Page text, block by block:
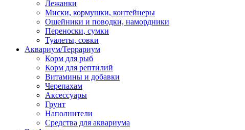
Лежанки
Миски, кормушки, контейнеры
Ошейники и поводки, намордники
Переноски, сумки
Туалеты, совки
Аквариум/Террариум
Корм для рыб
Корм для рептилий
Витамины и добавки
Черепахам
Аксессуары
Грунт
Наполнители
Средства для аквариума